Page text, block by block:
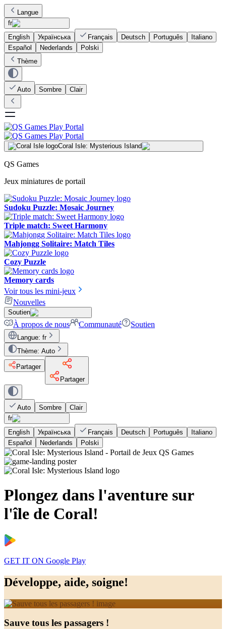
Langue
fr
English
Українська Français Deutsch Português
Italiano
Español
Nederlands
Polski
Thème
Auto Sombre Clair
Coral Isle: Mysterious Island
QS Games
Jeux miniatures de portail
Sudoku Puzzle: Mosaic Journey
Triple match: Sweet Harmony
Mahjongg Solitaire: Match Tiles
Cozy Puzzle
Memory cards
Voir tous les mini-jeux
Nouvelles
Soutien
À propos de nous Communauté Soutien
Langue: fr
Thème: Auto
Partager
Partager
Auto Sombre
Clair
fr
English
Українська Français Deutsch Português
Italiano
Español
Nederlands Polski
Plongez dans l'aventure sur
l'île de Coral!
GET IT ON Google Play
Développe, aide, soigne!
Sauve tous les passagers !